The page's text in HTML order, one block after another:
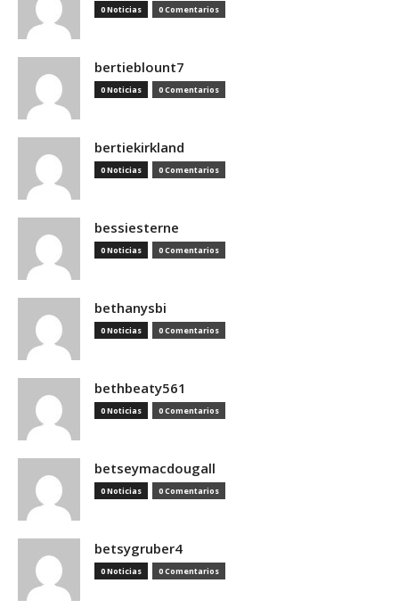
0 Noticias 0 Comentarios
bertieblount7
0 Noticias 0 Comentarios
bertiekirkland
0 Noticias 0 Comentarios
bessiesterne
0 Noticias 0 Comentarios
bethanysbi
0 Noticias 0 Comentarios
bethbeaty561
0 Noticias 0 Comentarios
betseymacdougall
0 Noticias 0 Comentarios
betsygruber4
0 Noticias 0 Comentarios